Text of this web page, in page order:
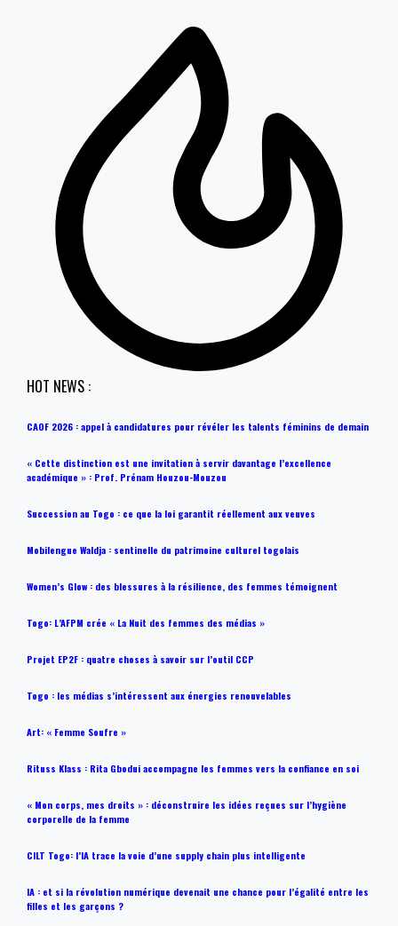
HOT NEWS :
CAOF 2026 : appel à candidatures pour révéler les talents féminins de demain
« Cette distinction est une invitation à servir davantage l’excellence
académique » : Prof. Prénam Houzou-Mouzou
Succession au Togo : ce que la loi garantit réellement aux veuves
Mobilengue Waldja : sentinelle du patrimoine culturel togolais
Women’s Glow : des blessures à la résilience, des femmes témoignent
Togo: L’AFPM crée « La Nuit des femmes des médias »
Projet EP2F : quatre choses à savoir sur l’outil CCP
Togo : les médias s’intéressent aux énergies renouvelables
Art: « Femme Soufre »
Rituss Klass : Rita Gbodui accompagne les femmes vers la confiance en soi
« Mon corps, mes droits » : déconstruire les idées reçues sur l’hygiène
corporelle de la femme
CILT Togo: l’IA trace la voie d’une supply chain plus intelligente
IA : et si la révolution numérique devenait une chance pour l’égalité entre les
filles et les garçons ?